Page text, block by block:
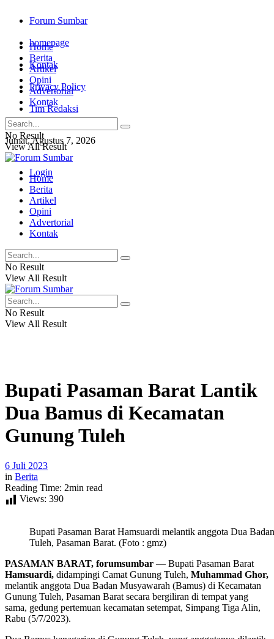
Forum Sumbar
homepage
Kontak
Privacy Policy
Tim Redaksi
Jumat, Agustus 7, 2026
Login
Home
Berita
Artikel
Opini
Advertorial
Kontak
No Result
View All Result
Home
Berita
Artikel
Opini
Advertorial
Kontak
No Result
View All Result
No Result
View All Result
Bupati Pasaman Barat Lantik
Dua Bamus di Kecamatan
Gunung Tuleh
6 Juli 2023
in Berita
Reading Time: 2min read
Views: 390
Bupati Pasaman Barat Hamsuardi melantik anggota Dua
Tuleh, Pasaman Barat. (Foto : gmz)
PASAMAN BARAT, forumsumbar — Bupati Pasaman Barat
Hamsuardi, didampingi Camat Gunung Tuleh, Muhammad Ghor,
melantik anggota Dua Badan Musyawarah (Bamus) di Kecamatan
Gunung Tuleh, Pasaman Barat secara bergiliran di tempat yang
sama, gedung pertemuan kecamatan setempat, Simpang Tiga Alin,
Rabu (5/7/2023).